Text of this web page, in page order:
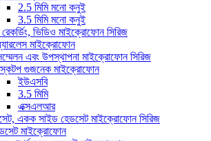
2.5 মিমি মনো কনুই
3.5 মিমি মনো কনুই
ভিডিও মাইক্রোফোন সিরিজ
মাইক্রোফোন
এবং উপস্থাপনা মাইক্রোফোন সিরিজ
গুজনেক মাইক্রোফোন
ইউএসবি
3.5 মিমি
এক্সএলআর
একক সাইড হেডসেট মাইক্রোফোন সিরিজ
মাইক্রোফোন